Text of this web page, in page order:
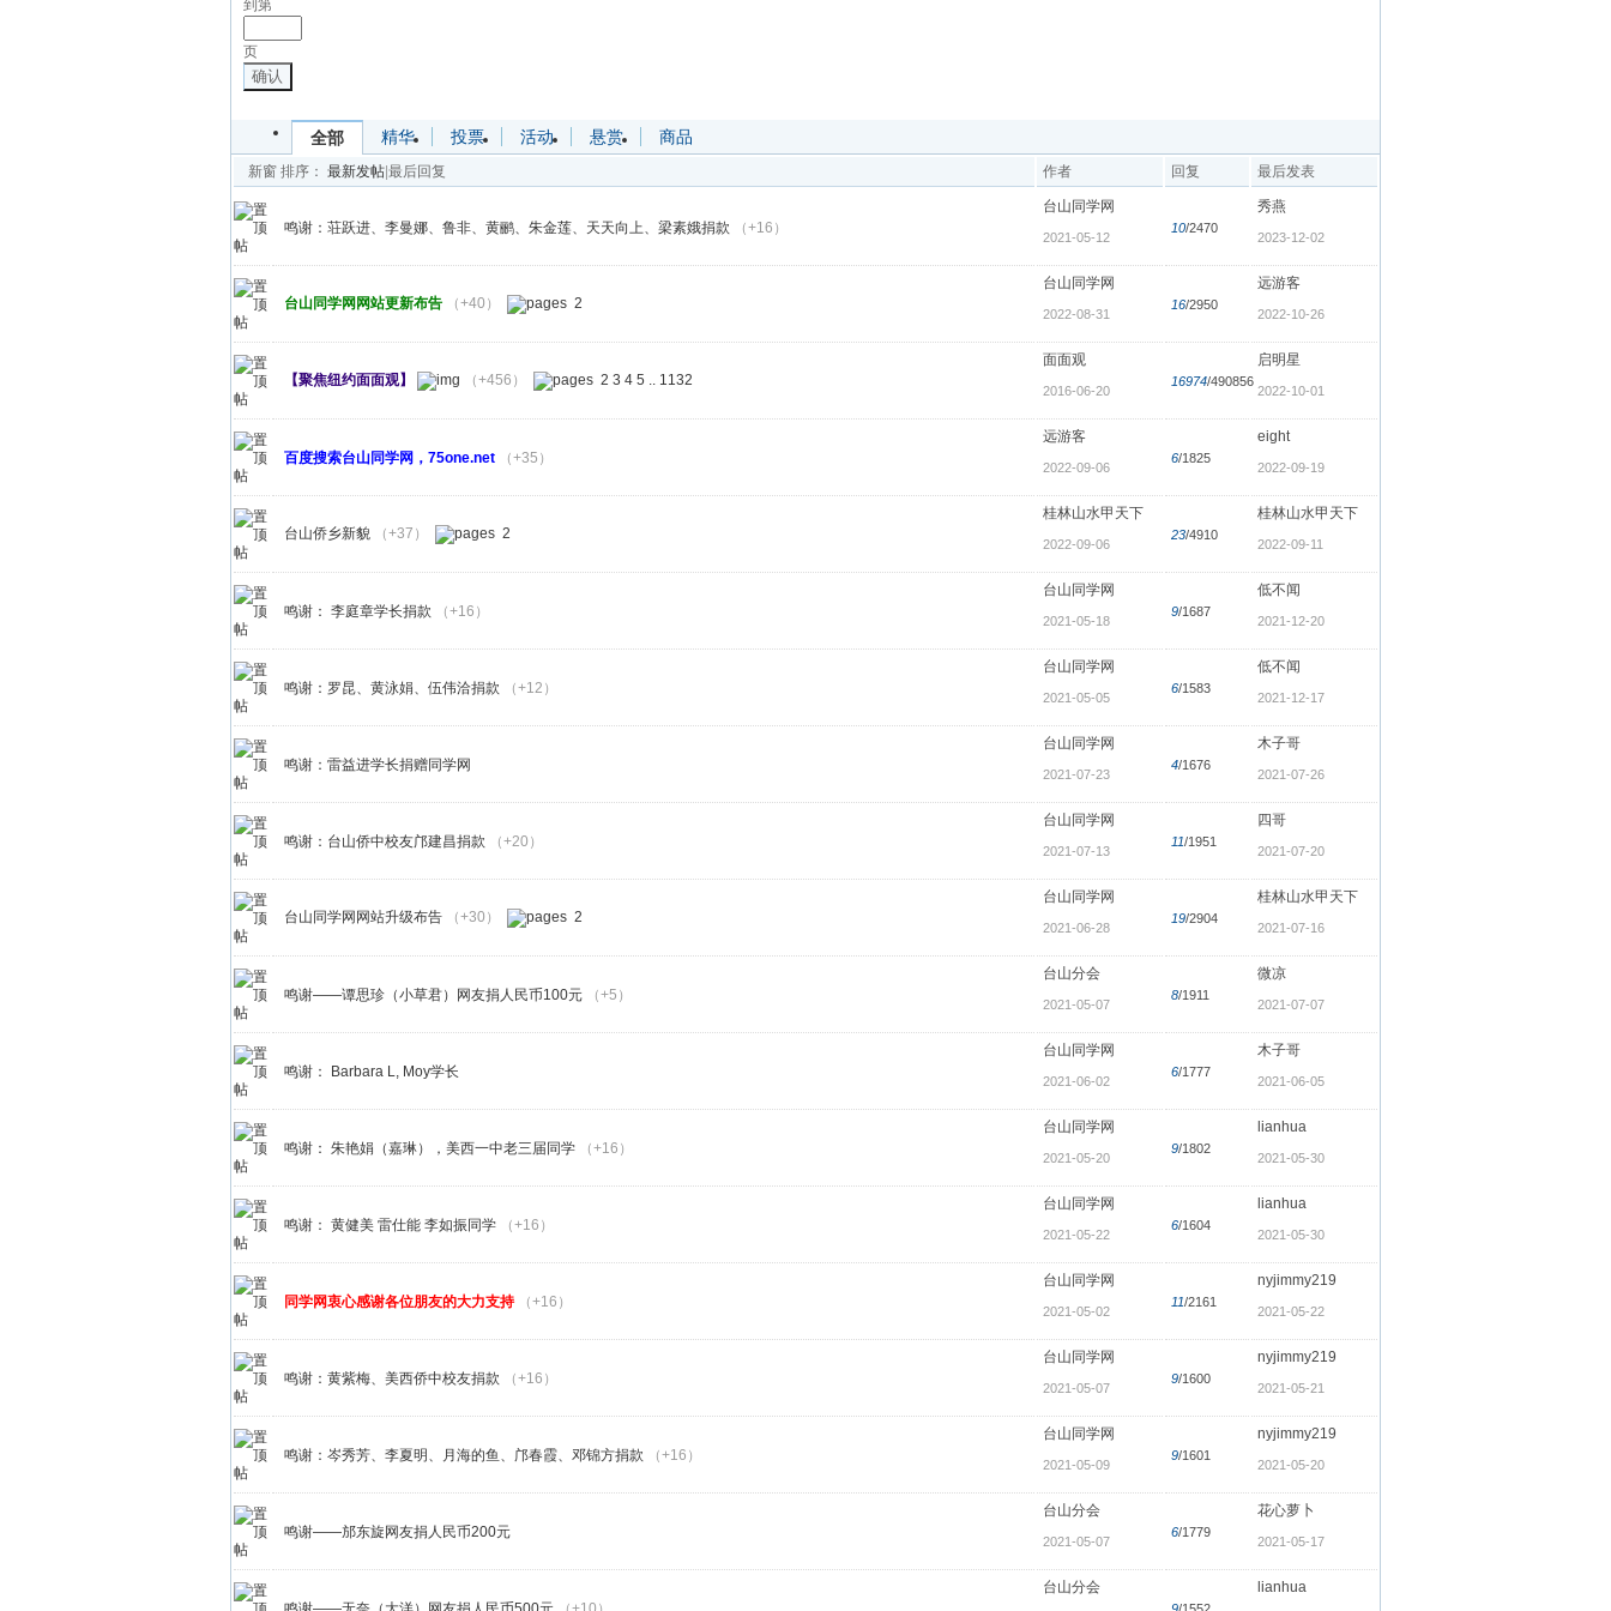
到第
页
确认
全部 精华 投票 活动 悬赏 商品
新窗 排序： 最新发帖|最后回复 作者 回复 最后发表
鸣谢：荘跃进、李曼娜、鲁非、黄鹂、朱金莲、天天向上、梁素娥捐款 （+16）
台山同学网
2021-05-12
10/2470
秀燕
2023-12-02
台山同学网网站更新布告 （+40） 2
台山同学网
2022-08-31
16/2950
远游客
2022-10-26
【聚焦纽约面面观】 （+456） 2 3 4 5 .. 1132
面面观
2016-06-20
16974/490856
启明星
2022-10-01
百度搜索台山同学网，75one.net （+35）
远游客
2022-09-06
6/1825
eight
2022-09-19
台山侨乡新貌 （+37） 2
桂林山水甲天下
2022-09-06
23/4910
桂林山水甲天下
2022-09-11
鸣谢： 李庭章学长捐款 （+16）
台山同学网
2021-05-18
9/1687
低不闻
2021-12-20
鸣谢：罗昆、黄泳娟、伍伟洽捐款 （+12）
台山同学网
2021-05-05
6/1583
低不闻
2021-12-17
鸣谢：雷益进学长捐赠同学网
台山同学网
2021-07-23
4/1676
木子哥
2021-07-26
鸣谢：台山侨中校友邝建昌捐款 （+20）
台山同学网
2021-07-13
11/1951
四哥
2021-07-20
台山同学网网站升级布告 （+30） 2
台山同学网
2021-06-28
19/2904
桂林山水甲天下
2021-07-16
鸣谢——谭思珍（小草君）网友捐人民币100元 （+5）
台山分会
2021-05-07
8/1911
微凉
2021-07-07
鸣谢： Barbara L, Moy学长
台山同学网
2021-06-02
6/1777
木子哥
2021-06-05
鸣谢： 朱艳娟（嘉琳），美西一中老三届同学 （+16）
台山同学网
2021-05-20
9/1802
lianhua
2021-05-30
鸣谢： 黄健美 雷仕能 李如振同学 （+16）
台山同学网
2021-05-22
6/1604
lianhua
2021-05-30
同学网衷心感谢各位朋友的大力支持 （+16）
台山同学网
2021-05-02
11/2161
nyjimmy219
2021-05-22
鸣谢：黄紫梅、美西侨中校友捐款 （+16）
台山同学网
2021-05-07
9/1600
nyjimmy219
2021-05-21
鸣谢：岑秀芳、李夏明、月海的鱼、邝春霞、邓锦方捐款 （+16）
台山同学网
2021-05-09
9/1601
nyjimmy219
2021-05-20
鸣谢——邡东旋网友捐人民币200元
台山分会
2021-05-07
6/1779
花心萝卜
2021-05-17
台山分会 lianhua